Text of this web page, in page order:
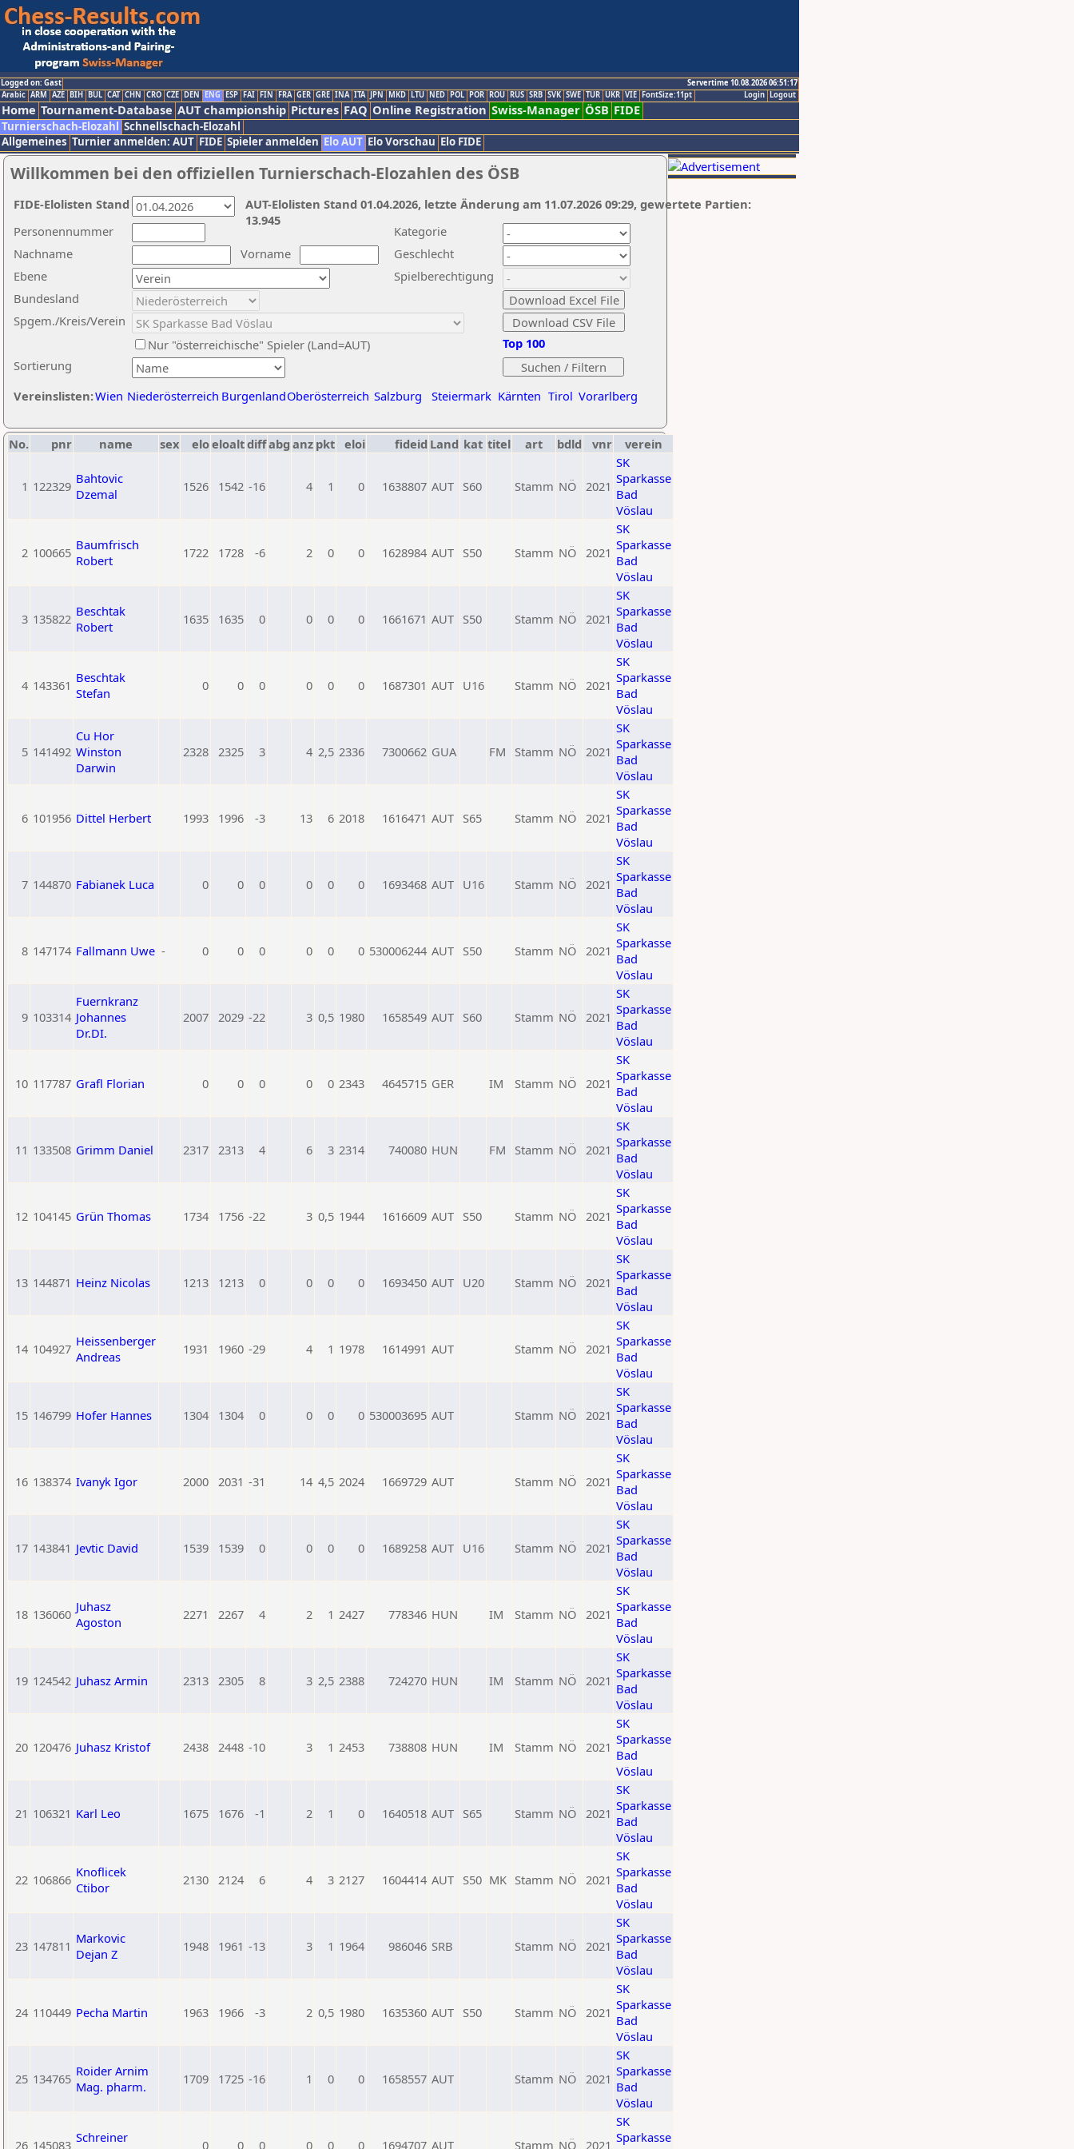
Logged on: Gast
Servertime 10.08.2026 06:51:17
Logout
Login
Arabic ARM AZE BIH BUL CAT CHN CRO CZE DEN ENG ESP FAI FIN FRA GER GRE INA ITA JPN MKD LTU NED POL POR ROU RUS SRB SVK SWE TUR UKR VIE FontSize:11pt
Home Tournament-Database AUT championship Pictures FAQ Online Registration Swiss-Manager ÖSB FIDE
Turnierschach-Elozahl Schnellschach-Elozahl
Allgemeines Turnier anmelden: AUT FIDE Spieler anmelden Elo AUT Elo Vorschau Elo FIDE
Willkommen bei den offiziellen Turnierschach-Elozahlen des ÖSB
Nachname
Vorname
Ebene
Kategorie
Sortierung
Personennummer
Bundesland
Spgem./Kreis/Verein
Geschlecht
Nur "österreichische" Spieler (Land=AUT)
Spielberechtigung
Vereinslisten:Wien Niederösterreich BurgenlandOberösterreich Salzburg Steiermark Kärnten Tirol Vorarlberg
Top 100
AUT-Elolisten Stand 01.04.2026, letzte Änderung am 11.07.2026 09:29, gewertete Partien:
13.945
FIDE-Elolisten Stand
No. pnr name sex eloeloaltdiffabg anz pkt eloi fideid Land kat titel art bdld vnr verein
1 122329 Bahtovic
Dzemal
1526 1542 -16 4 1 0 1638807 AUT S60 Stamm NÖ 2021
SK
Sparkasse
Bad
Vöslau
2 100665 Baumfrisch
Robert
1722 1728 -6 2 0 0 1628984 AUT S50 Stamm NÖ 2021
SK
Sparkasse
Bad
Vöslau
3 135822 Beschtak
Robert
1635 1635 0 0 0 0 1661671 AUT S50 Stamm NÖ 2021
SK
Sparkasse
Bad
Vöslau
4 143361 Beschtak
Stefan
0 0 0 0 0 0 1687301 AUT U16 Stamm NÖ 2021
SK
Sparkasse
Bad
Vöslau
5 141492
Cu Hor
Winston
Darwin
2328 2325 3 4 2,5 2336 7300662 GUA FM Stamm NÖ 2021
SK
Sparkasse
Bad
Vöslau
6 101956 Dittel Herbert 1993 1996 -3 13 6 2018 1616471 AUT S65 Stamm NÖ 2021
SK
Sparkasse
Bad
Vöslau
7 144870 Fabianek Luca 0 0 0 0 0 0 1693468 AUT U16 Stamm NÖ 2021
SK
Sparkasse
Bad
Vöslau
8 147174 Fallmann Uwe - 0 0 0 0 0 0 530006244 AUT S50 Stamm NÖ 2021
SK
Sparkasse
Bad
Vöslau
9 103314
Fuernkranz
Johannes
Dr.DI.
2007 2029 -22 3 0,5 1980 1658549 AUT S60 Stamm NÖ 2021
SK
Sparkasse
Bad
Vöslau
10 117787 Grafl Florian 0 0 0 0 0 2343 4645715 GER IM Stamm NÖ 2021
SK
Sparkasse
Bad
Vöslau
11 133508 Grimm Daniel 2317 2313 4 6 3 2314 740080 HUN FM Stamm NÖ 2021
SK
Sparkasse
Bad
Vöslau
12 104145 Grün Thomas 1734 1756 -22 3 0,5 1944 1616609 AUT S50 Stamm NÖ 2021
SK
Sparkasse
Bad
Vöslau
13 144871 Heinz Nicolas 1213 1213 0 0 0 0 1693450 AUT U20 Stamm NÖ 2021
SK
Sparkasse
Bad
Vöslau
14 104927 Heissenberger
Andreas
1931 1960 -29 4 1 1978 1614991 AUT Stamm NÖ 2021
SK
Sparkasse
Bad
Vöslau
15 146799 Hofer Hannes 1304 1304 0 0 0 0 530003695 AUT Stamm NÖ 2021
SK
Sparkasse
Bad
Vöslau
16 138374 Ivanyk Igor 2000 2031 -31 14 4,5 2024 1669729 AUT Stamm NÖ 2021
SK
Sparkasse
Bad
Vöslau
17 143841 Jevtic David 1539 1539 0 0 0 0 1689258 AUT U16 Stamm NÖ 2021
SK
Sparkasse
Bad
Vöslau
18 136060 Juhasz
Agoston
2271 2267 4 2 1 2427 778346 HUN IM Stamm NÖ 2021
SK
Sparkasse
Bad
Vöslau
19 124542 Juhasz Armin 2313 2305 8 3 2,5 2388 724270 HUN IM Stamm NÖ 2021
SK
Sparkasse
Bad
Vöslau
20 120476 Juhasz Kristof 2438 2448 -10 3 1 2453 738808 HUN IM Stamm NÖ 2021
SK
Sparkasse
Bad
Vöslau
21 106321 Karl Leo 1675 1676 -1 2 1 0 1640518 AUT S65 Stamm NÖ 2021
SK
Sparkasse
Bad
Vöslau
22 106866 Knoflicek
Ctibor
2130 2124 6 4 3 2127 1604414 AUT S50 MK Stamm NÖ 2021
SK
Sparkasse
Bad
Vöslau
23 147811 Markovic
Dejan Z
1948 1961 -13 3 1 1964 986046 SRB Stamm NÖ 2021
SK
Sparkasse
Bad
Vöslau
24 110449 Pecha Martin 1963 1966 -3 2 0,5 1980 1635360 AUT S50 Stamm NÖ 2021
SK
Sparkasse
Bad
Vöslau
25 134765 Roider Arnim
Mag. pharm.
1709 1725 -16 1 0 0 1658557 AUT Stamm NÖ 2021
SK
Sparkasse
Bad
Vöslau
26 145083 Schreiner
0 0 0 0 0 0 1694707 AUT Stamm NÖ 2021
SK
Sparkasse